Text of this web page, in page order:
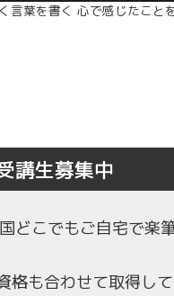
言葉を書く 心で感じたこと
講生募集中
どこでもご自宅で楽
格も合わせて取得し